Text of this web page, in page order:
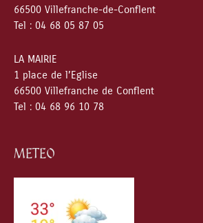
66500 Villefranche-de-Conflent
Tel : 04 68 05 87 05
LA MAIRIE
1 place de l’Eglise
66500 Villefranche de Conflent
Tel : 04 68 96 10 78
METEO